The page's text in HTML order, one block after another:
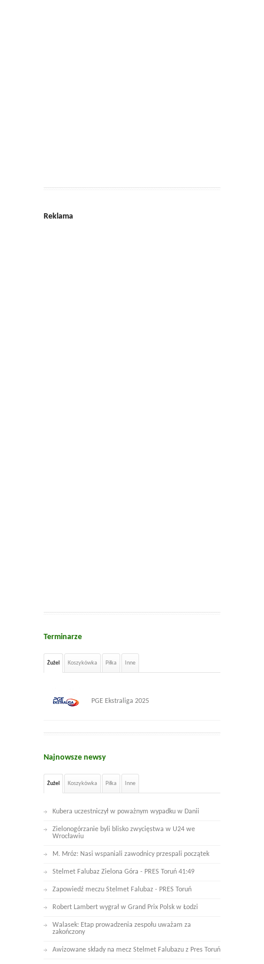
Reklama
Terminarze
Żużel Koszykówka Piłka Inne
PGE Ekstraliga 2025
Najnowsze newsy
Żużel Koszykówka Piłka Inne
Kubera uczestniczył w poważnym wypadku w Danii
Zielonogórzanie byli blisko zwycięstwa w U24 we
Wrocławiu
M. Mróz: Nasi wspaniali zawodnicy przespali początek
Stelmet Falubaz Zielona Góra - PRES Toruń 41:49
Zapowiedź meczu Stelmet Falubaz - PRES Toruń
Robert Lambert wygrał w Grand Prix Polsk w Łodzi
Walasek: Etap prowadzenia zespołu uważam za
zakończony
Awizowane składy na mecz Stelmet Falubazu z Pres Toruń